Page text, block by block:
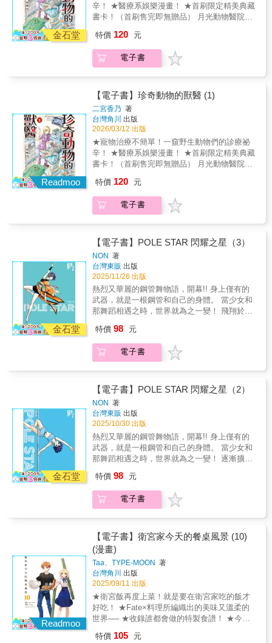
金石堂
辛！ ★醫療系娛樂漫畫！ ★首刷限定精美典藏
書卡！（首刷售完即無贈品） 月光動物醫院專
蜴、蛇、鱷魚等都是治療對象！隨著時代變
遷，現在人的寵物也越來越多樣化，然而照顧
野生動物非常不容易，能醫治的醫院也少之又
/ KADOKAWA CORPORATION
特價 120 元
電子書
Readmoo
【電子書】珍奇動物的獸醫 (1)
二宮香乃 著
台灣角川 出版
2026/03/12 出版
★寵物治療不簡單！一窺野生動物們的診療祕
辛！ ★醫療系娛樂漫畫！ ★首刷限定精美典藏
書卡！（首刷售完即無贈品） 月光動物醫院專
蜴、蛇、鱷魚等都是治療對象！隨著時代變
遷，現在人的寵物也越來越多樣化，然而照顧
野生動物非常不容易，能醫治的醫院也少之又
/ KADOKAWA CORPORATION
特價 120 元
電子書
金石堂
【電子書】POLE STAR 閃耀之星（3）
NON 著
台灣東販 出版
2025/11/26 出版
熱烈又華麗的鋼管舞物語，開幕!! 身上僅有的
武器，就是一根鋼管和自己的身體。 當少女和
那舞蹈相遇之時，世界就為之一變！ 飛翔於鋼
有了「想要嘗試去做的事」。被鋼管舞團隊
「TRICK」的晃邀請，決定與同年紀的「妮
可」，以及其他夥伴參加熱海的夏季祭典的舞
的第3集！
特價 98 元
電子書
金石堂
【電子書】POLE STAR 閃耀之星（2）
NON 著
台灣東販 出版
2025/10/30 出版
熱烈又華麗的鋼管舞物語，開幕!! 身上僅有的
武器，就是一根鋼管和自己的身體。 當少女和
那舞蹈相遇之時，世界就為之一變！ 逐漸擴展
契機，耶亞乃對鋼管舞燃起了興趣。又認識了
所謂的「鋼管運動」競技。第一次知道，就
「想要試試看」。全力奔赴，時而摔倒，正是
特價 98 元
電子書
Readmoo
【電子書】衛宮家今天的餐桌風景 (10)
(漫畫)
Taa、TYPE-MOON 著
台灣角川 出版
2025/09/11 出版
★衛宮飯再度上菜！就是要在衛宮家吃的飯才
好吃！ ★Fate×料理所編織出的美味又溫柔的
世界── ★收錄誰都會做的特製食譜！ ★今後
讓人怎麼吃都吃不膩的美味料理。由
特價 105 元